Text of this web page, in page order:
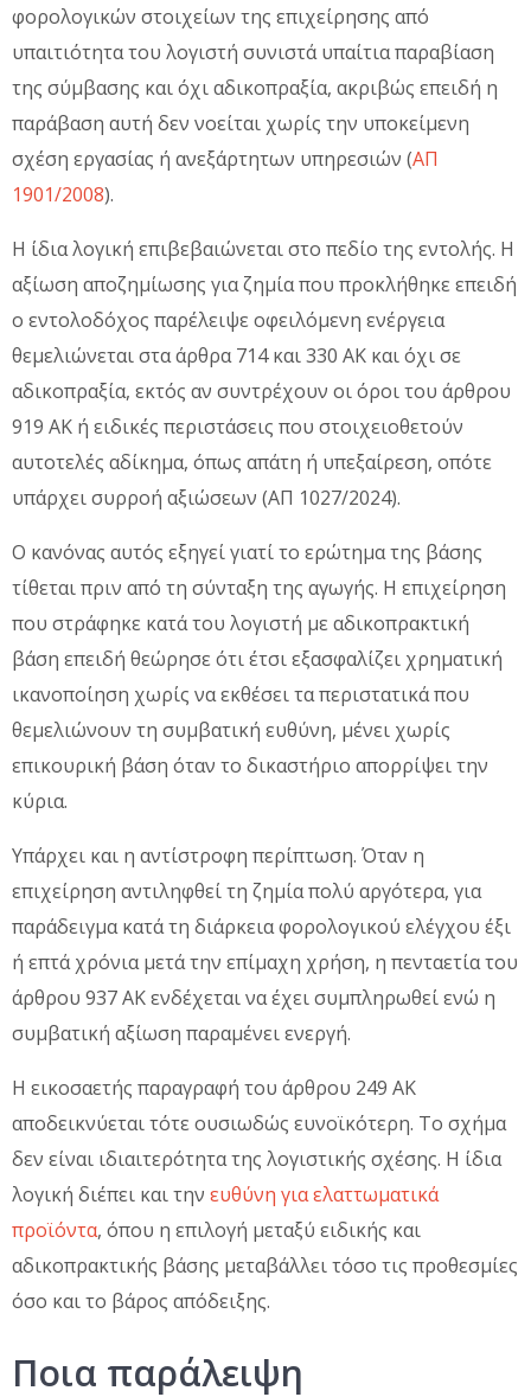
φορολογικών στοιχείων της επιχείρησης από
υπαιτιότητα του λογιστή συνιστά υπαίτια παραβίαση
της σύμβασης και όχι αδικοπραξία, ακριβώς επειδή η
παράβαση αυτή δεν νοείται χωρίς την υποκείμενη
σχέση εργασίας ή ανεξάρτητων υπηρεσιών (ΑΠ
1901/2008).
Η ίδια λογική επιβεβαιώνεται στο πεδίο της εντολής. Η
αξίωση αποζημίωσης για ζημία που προκλήθηκε επειδή
ο εντολοδόχος παρέλειψε οφειλόμενη ενέργεια
θεμελιώνεται στα άρθρα 714 και 330 ΑΚ και όχι σε
αδικοπραξία, εκτός αν συντρέχουν οι όροι του άρθρου
919 ΑΚ ή ειδικές περιστάσεις που στοιχειοθετούν
αυτοτελές αδίκημα, όπως απάτη ή υπεξαίρεση, οπότε
υπάρχει συρροή αξιώσεων (ΑΠ 1027/2024).
Ο κανόνας αυτός εξηγεί γιατί το ερώτημα της βάσης
τίθεται πριν από τη σύνταξη της αγωγής. Η επιχείρηση
που στράφηκε κατά του λογιστή με αδικοπρακτική
βάση επειδή θεώρησε ότι έτσι εξασφαλίζει χρηματική
ικανοποίηση χωρίς να εκθέσει τα περιστατικά που
θεμελιώνουν τη συμβατική ευθύνη, μένει χωρίς
επικουρική βάση όταν το δικαστήριο απορρίψει την
κύρια.
Υπάρχει και η αντίστροφη περίπτωση. Όταν η
επιχείρηση αντιληφθεί τη ζημία πολύ αργότερα, για
παράδειγμα κατά τη διάρκεια φορολογικού ελέγχου έξι
ή επτά χρόνια μετά την επίμαχη χρήση, η πενταετία του
άρθρου 937 ΑΚ ενδέχεται να έχει συμπληρωθεί ενώ η
συμβατική αξίωση παραμένει ενεργή.
Η εικοσαετής παραγραφή του άρθρου 249 ΑΚ
αποδεικνύεται τότε ουσιωδώς ευνοϊκότερη. Το σχήμα
δεν είναι ιδιαιτερότητα της λογιστικής σχέσης. Η ίδια
λογική διέπει και την ευθύνη για ελαττωματικά
προϊόντα, όπου η επιλογή μεταξύ ειδικής και
αδικοπρακτικής βάσης μεταβάλλει τόσο τις προθεσμίες
όσο και το βάρος απόδειξης.
Ποια παράλειψη